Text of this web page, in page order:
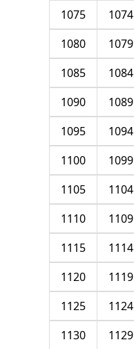
1074
1075
1079
1080
1084
1085
1089
1090
1094
1095
1099
1100
1104
1105
1109
1110
1114
1115
1119
1120
1124
1125
1129
1130